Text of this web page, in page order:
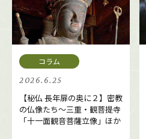
2026.6.25
【秘仏 長年扉の奥に２】密教
の仏像たち～三重・観菩提寺
「十一面観音菩薩立像」ほか